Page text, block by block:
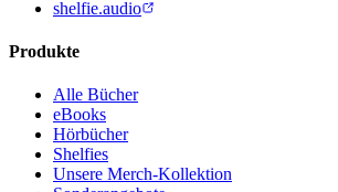
shelfie.audio
Produkte
Alle Bücher
eBooks
Hörbücher
Shelfies
Unsere Merch-Kollektion